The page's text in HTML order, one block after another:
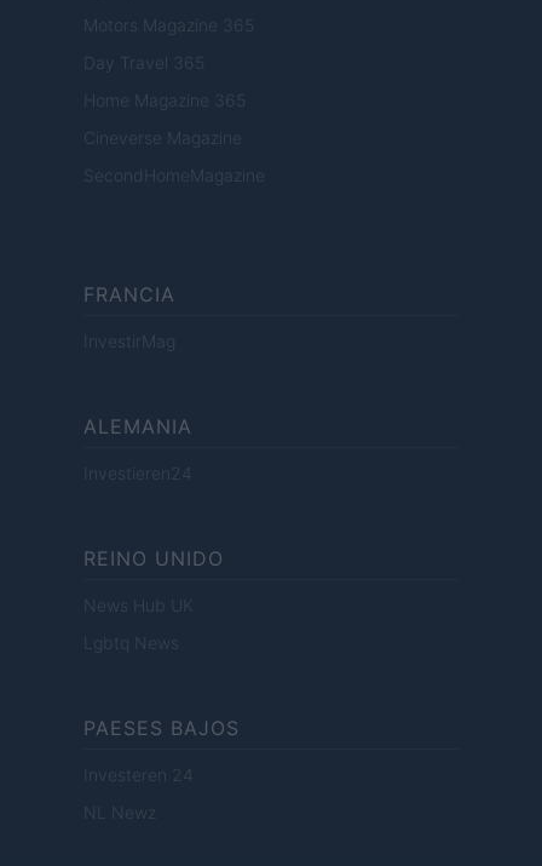
Motors Magazine 365
Day Travel 365
Home Magazine 365
Cineverse Magazine
SecondHomeMagazine
FRANCIA
InvestirMag
ALEMANIA
Investieren24
REINO UNIDO
News Hub UK
Lgbtq News
PAESES BAJOS
Investeren 24
NL Newz